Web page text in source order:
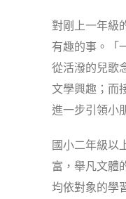
對剛上一年級
有趣的事。「
從活潑的兒歌
文學興趣；而
進一步引領小
國小二年級以
富，舉凡文體
均依對象的學